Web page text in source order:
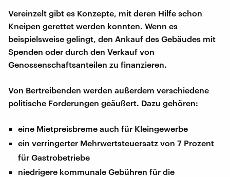
Vereinzelt gibt es Konzepte, mit deren Hilfe schon
Kneipen gerettet werden konnten. Wenn es
beispielsweise gelingt, den Ankauf des Gebäudes mit
Spenden oder durch den Verkauf von
Genossenschaftsanteilen zu finanzieren.
Von Bertreibenden werden außerdem verschiedene
politische Forderungen geäußert. Dazu gehören:
eine Mietpreisbreme auch für Kleingewerbe
ein verringerter Mehrwertsteuersatz von 7 Prozent
für Gastrobetriebe
niedrigere kommunale Gebühren für die